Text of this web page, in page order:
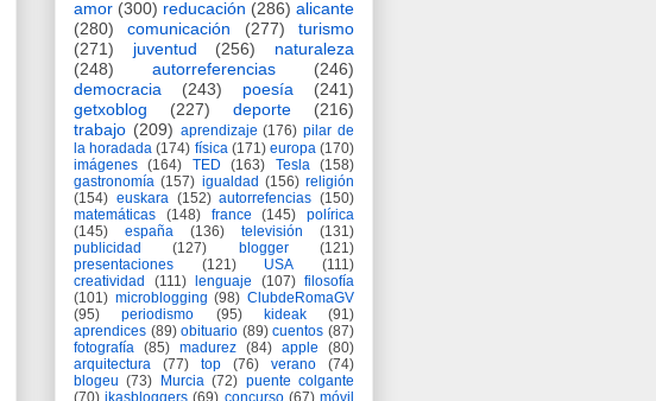
amor (300) reducación (286) alicante
(280)
comunicación (277)
turismo
(271)
juventud (256)
naturaleza
(248)
autorreferencias
(246)
democracia
(243) poesía
(241)
getxoblog
(227) deporte
(216)
trabajo (209) aprendizaje (176) pilar de
la horadada (174) física (171) europa (170)
imágenes
(164) TED (163) Tesla
(158)
gastronomía (157) igualdad (156) religión
(154) euskara (152) autorrefencias (150)
matemáticas
(148) france (145)
polírica
(145)
españa (136) televisión
(131)
publicidad
(127) blogger
(121)
presentaciones
(121) USA
(111)
creatividad
(111) lenguaje (107) filosofía
(101) microblogging (98) ClubdeRomaGV
(95)
periodismo (95) kideak
(91)
aprendices (89) obituario (89) cuentos (87)
fotografía (85) madurez (84) apple
(80)
arquitectura
(77) top (76) verano
(74)
blogeu (73) Murcia (72) puente colgante
(70) ikasbloggers (69) concurso (67) móvil